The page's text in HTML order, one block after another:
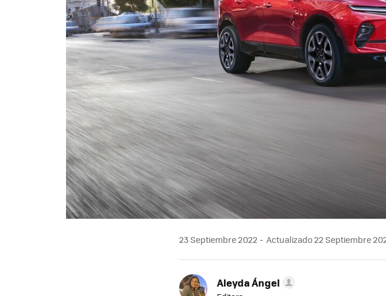
23 Septiembre 2022 Actualizado 22 Septiembre
Aleyda Ángel